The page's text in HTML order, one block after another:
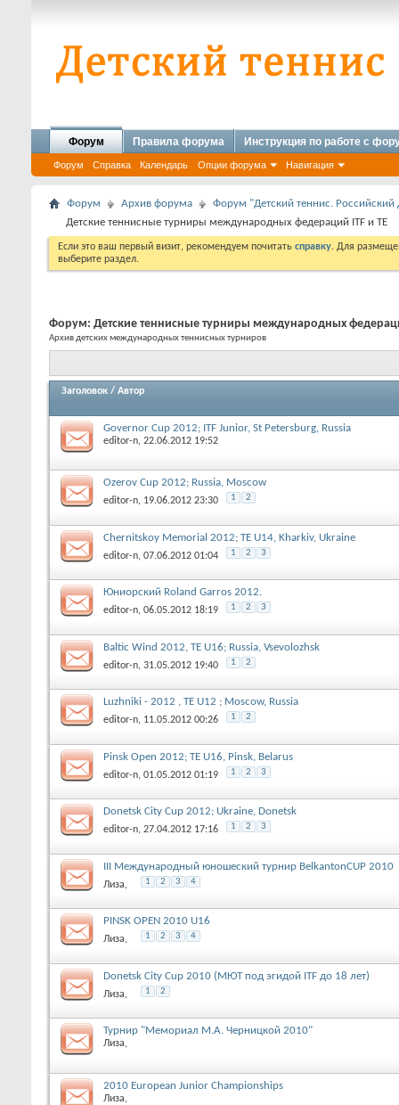
Форум
Форум Справка Календарь Опции форума Навигация
Правила форума Инструкция по работе с
Форум Архив форума
Форум "Детский теннис. Российский
Детские теннисные турниры международных федераций ITF и TE
Если это ваш первый визит, рекомендуем почитать справку. Для
выберите раздел.
Форум: Детские теннисные турниры международных
Архив детских международных теннисных турниров
Заголовок / Автор
Governor Cup 2012; ITF Junior, St Petersburg, Russia
editor-n, 22.06.2012 19:52
Ozerov Cup 2012; Russia, Moscow
editor-n, 19.06.2012 23:30 1 2
Chernitskoy Memorial 2012; ТЕ U14, Kharkiv, Ukraine
editor-n, 07.06.2012 01:04 1 2 3
Юниорский Roland Garros 2012.
editor-n, 06.05.2012 18:19 1 2 3
Baltic Wind 2012, ТЕ U16; Russia, Vsevolozhsk
editor-n, 31.05.2012 19:40 1 2
Luzhniki - 2012 , ТЕ U12 ; Moscow, Russia
editor-n, 11.05.2012 00:26 1 2
Pinsk Open 2012; ТЕ U16, Pinsk, Belarus
editor-n, 01.05.2012 01:19 1 2 3
Donetsk City Cup 2012; Ukraine, Donetsk
editor-n, 27.04.2012 17:16 1 2 3
III Международный юношеский турнир BelkantonCUP 2010
Лиза, 1 2 3 4
PINSK OPEN 2010 U16
Лиза, 1 2 3 4
Donetsk City Cup 2010 (МЮТ под эгидой ITF до 18 лет)
Лиза, 1 2
Турнир "Мемориал М.А. Черницкой 2010"
Лиза,
2010 European Junior Championships
Лиза,